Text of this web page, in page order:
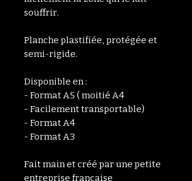
souffrir.
Planche plastifiée, protégée et
semi-rigide.
Disponible en :
- Format A5 ( moitié A4
- Facilement transportable)
- Format A4
- Format A3
Fait main et créé par une petite
entreprise française